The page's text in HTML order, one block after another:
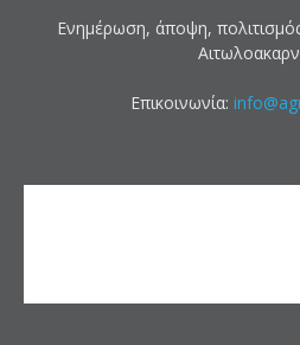
Ενημέρωση, άποψη, πολιτισμός
Επικοινωνία: